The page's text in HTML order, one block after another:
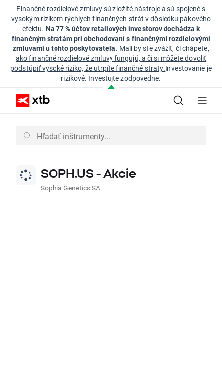
Finančné rozdielové zmluvy sú zložité nástroje a sú spojené s
vysokým rizikom rýchlych finančných strát v dôsledku pákového
efektu. Na 77 % účtov retailových investorov dochádza k
finančným stratám pri obchodovaní s finančnými rozdielovými
zmluvami u tohto poskytovateľa. Mali by ste zvážiť, či chápete,
ako finančné rozdielové zmluvy fungujú, a či si môžete dovoliť
podstúpiť vysoké riziko, že utrpíte finančné straty.Investovanie je
rizikové. Investujte zodpovedne.
SOPH.US - Akcie
Sophia Genetics SA